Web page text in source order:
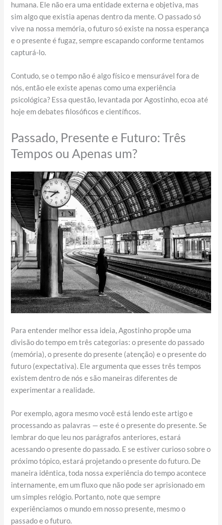
humana. Ele não era uma entidade externa e objetiva, mas
sim algo que existia apenas dentro da mente. O passado só
vive na nossa memória, o futuro só existe na nossa esperança
e o presente é fugaz, sempre escapando conforme tentamos
capturá-lo.
Contudo, se o tempo não é algo físico e mensurável fora de
nós, então ele existe apenas como uma experiência
psicológica? Essa questão, levantada por Agostinho, ecoa até
hoje em debates filosóficos e científicos.
Passado, Presente e Futuro: Três
Tempos ou Apenas um?
Para entender melhor essa ideia, Agostinho propõe uma
divisão do tempo em três categorias: o presente do passado
(memória), o presente do presente (atenção) e o presente do
futuro (expectativa). Ele argumenta que esses três tempos
existem dentro de nós e são maneiras diferentes de
experimentar a realidade.
Por exemplo, agora mesmo você está lendo este artigo e
processando as palavras — este é o presente do presente. Se
lembrar do que leu nos parágrafos anteriores, estará
acessando o presente do passado. E se estiver curioso sobre o
próximo tópico, estará projetando o presente do futuro. De
maneira idêntica, toda nossa experiência do tempo acontece
internamente, em um fluxo que não pode ser aprisionado em
um simples relógio. Portanto, note que sempre
experiênciamos o mundo em nosso presente, mesmo o
passado e o futuro.